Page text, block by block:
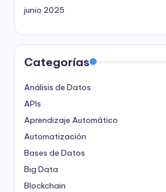
junio 2025
Categorías
Análisis de Datos
APIs
Aprendizaje Automático
Automatización
Bases de Datos
Big Data
Blockchain